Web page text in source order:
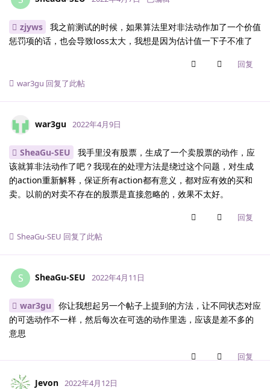
zjyws
我之前测试的时候，如果算法里对非法动作加了一个价值
惩罚项的话，也会导致loss太大，我想是因为估计值一下子不准了
回复
war3gu 回复了此帖
war3gu 2022年4月9日
SheaGu-SEU
我手里没有股票，生成了一个卖股票的动作，应
该就算非法动作了吧？我现在的处理方法是绕过这个问题，对生成
的action重新解释，保证所有action都有意义，都对应有效的买和
卖。以前的对卖不存在的股票是直接忽略的，效果不太好。
回复
SheaGu-SEU 回复了此帖
S SheaGu-SEU 2022年4月11日
war3gu
你让我想起另一个帖子上提到的方法，让不同状态对应
的可选动作不一样，然后每次在可选的动作里选，应该是差不多的
意思
回复
Jevon 2022年4月12日